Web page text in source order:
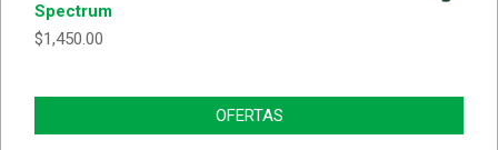
Spectrum
$1,450.00
OFERTAS